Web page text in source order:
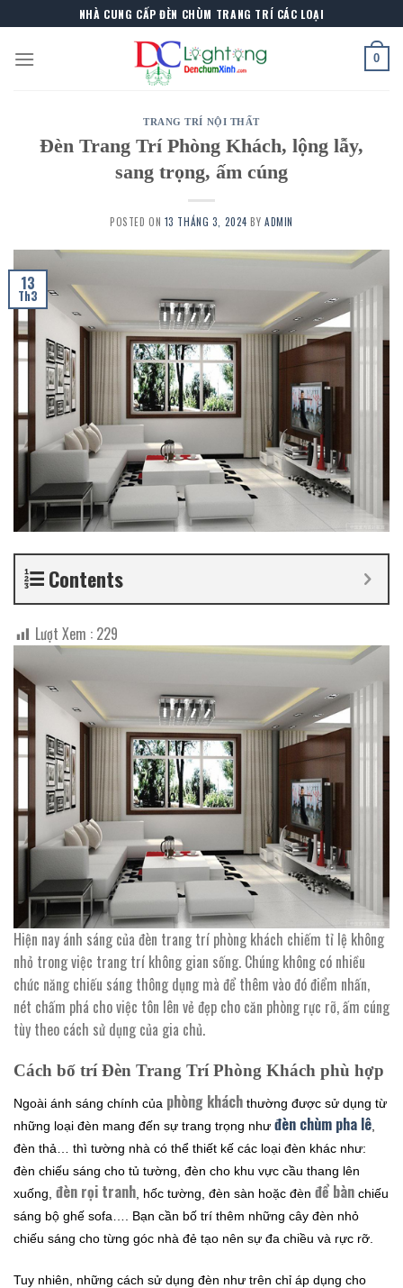
to
content
NHÀ CUNG CẤP ĐÈN CHÙM TRANG TRÍ CÁC LOẠI
0
TRANG TRÍ NỘI THẤT
Đèn Trang Trí Phòng Khách, lộng lẫy,
sang trọng, ấm cúng
POSTED ON 13 THÁNG 3, 2024 BY ADMIN
13
Th3
Contents
Lượt Xem : 229
Hiện nay ánh sáng của đèn trang trí phòng khách chiếm tỉ lệ không
nhỏ trong việc trang trí không gian sống. Chúng không có nhiều
chức năng chiếu sáng thông dụng mà để thêm vào đó điểm nhấn,
nét chấm phá cho việc tôn lên vẻ đẹp cho căn phòng rực rỡ, ấm cúng
tùy theo cách sử dụng của gia chủ.
Cách bố trí Đèn Trang Trí Phòng Khách phù hợp
Ngoài ánh sáng chính của phòng khách thường được sử dụng từ
những loại đèn mang đến sự trang trọng như đèn chùm pha lê
đèn thả… thì tường nhà có thể thiết kế các loại đèn khác như:
đèn chiếu sáng cho tủ tường, đèn cho khu vực cầu thang lên
xuống, đèn rọi tranh , hốc tường, đèn sàn hoặc đèn để bàn chiếu
sáng bộ ghế sofa…. Bạn cần bố trí thêm những cây đèn nhỏ
chiếu sáng cho từng góc nhà đẻ tạo nên sự đa chiều và rực rỡ.
Tuy nhiên, những cách sử dụng đèn như trên chỉ áp dụng cho